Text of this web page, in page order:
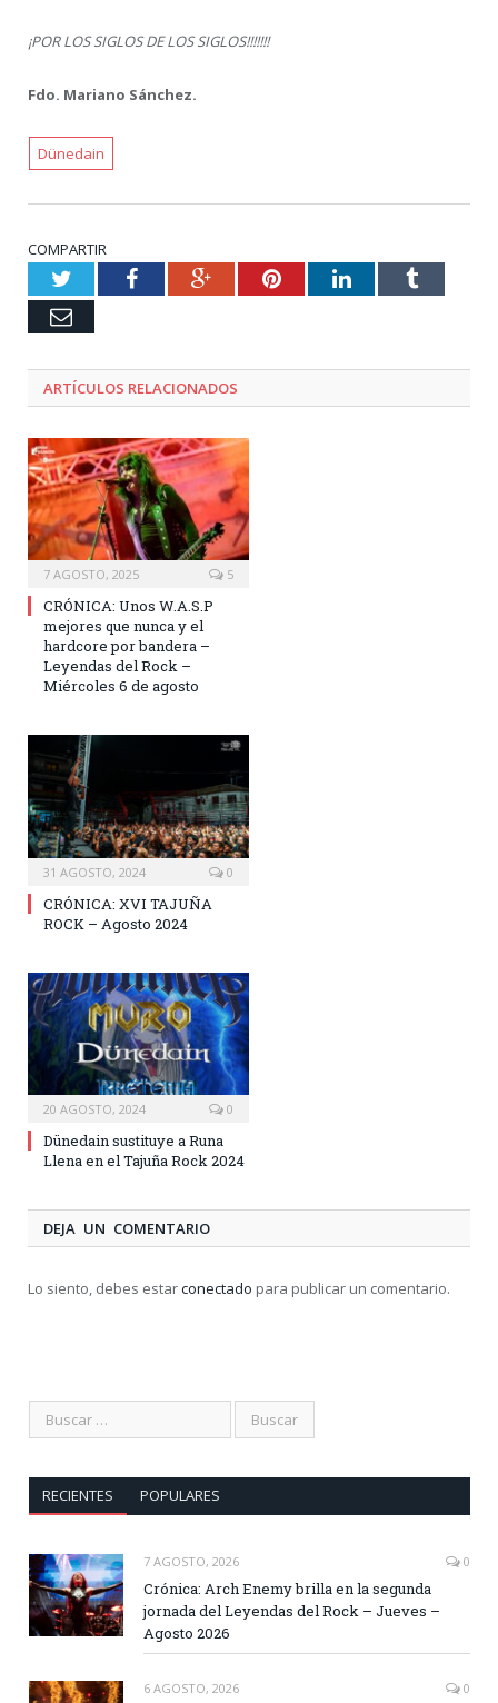
¡POR LOS SIGLOS DE LOS SIGLOS!!!!!!!
Fdo. Mariano Sánchez.
Dünedain
COMPARTIR
TwitterFacebookGoogle+PinterestLinkedInTumblr
Email
ARTÍCULOS RELACIONADOS
7 AGOSTO, 2025 5
CRÓNICA: Unos W.A.S.P
mejores que nunca y el
hardcore por bandera –
Leyendas del Rock –
Miércoles 6 de agosto
31 AGOSTO, 2024 0
CRÓNICA: XVI TAJUÑA
ROCK – Agosto 2024
20 AGOSTO, 2024 0
Dünedain sustituye a Runa
Llena en el Tajuña Rock 2024
DEJA UN COMENTARIO
Lo siento, debes estarconectado para publicar un comentario.
RECIENTES POPULARES
7 AGOSTO, 2026 0
Crónica: Arch Enemy brilla en la segunda
jornada del Leyendas del Rock – Jueves –
Agosto 2026
6 AGOSTO, 2026 0